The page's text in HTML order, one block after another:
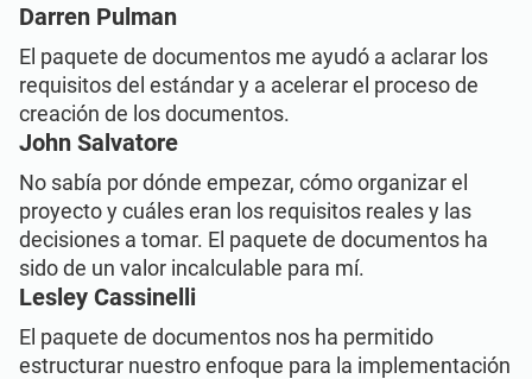
Darren Pulman
El paquete de documentos me ayudó a aclarar los
requisitos del estándar y a acelerar el proceso de
creación de los documentos.
John Salvatore
No sabía por dónde empezar, cómo organizar el
proyecto y cuáles eran los requisitos reales y las
decisiones a tomar. El paquete de documentos ha
sido de un valor incalculable para mí.
Lesley Cassinelli
El paquete de documentos nos ha permitido
estructurar nuestro enfoque para la implementación